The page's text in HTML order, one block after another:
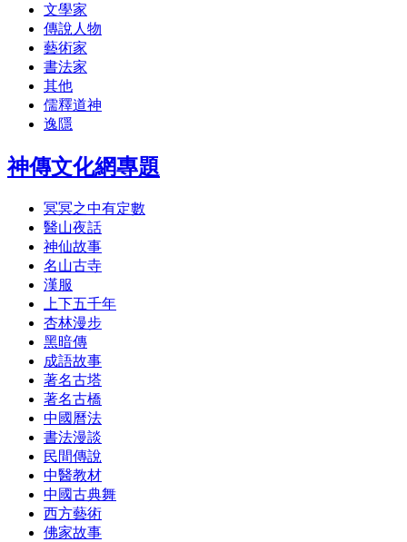
文學家
傳說人物
藝術家
書法家
其他
儒釋道神
逸隱
神傳文化網專題
冥冥之中有定數
醫山夜話
神仙故事
名山古寺
漢服
上下五千年
杏林漫步
黑暗傳
成語故事
著名古塔
著名古橋
中國曆法
書法漫談
民間傳說
中醫教材
中國古典舞
西方藝術
佛家故事